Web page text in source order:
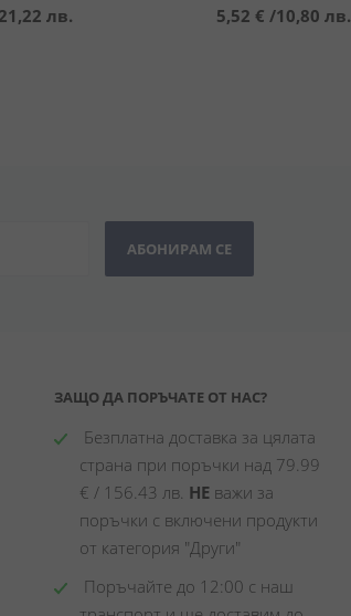
21,22 лв. 5,52 € /10,80 лв.
АБОНИРАМ СЕ
ЗАЩО ДА ПОРЪЧАТЕ ОТ НАС?
Безплатна доставка за цялата
страна при поръчки над 79.99
€ / 156.43 лв. НЕ важи за
поръчки с включени продукти
от категория "Други"
Поръчайте до 12:00 с наш